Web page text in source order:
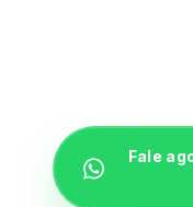
(67) 3391-1000
Fale